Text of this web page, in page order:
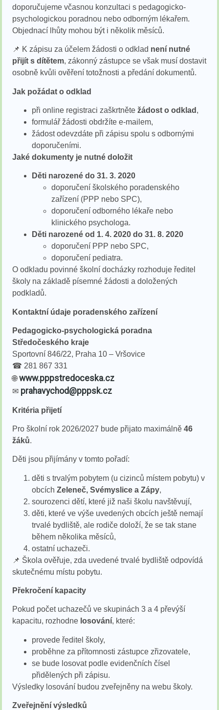
doporučujeme včasnou konzultaci s pedagogicko-
psychologickou poradnou nebo odborným lékařem.
Objednací lhůty mohou být i několik měsíců.
📌 K zápisu za účelem žádosti o odklad není nutné
přijít s dítětem, zákonný zástupce se však musí dostavit
osobně kvůli ověření totožnosti a předání dokumentů.
Jak požádat o odklad
při online registraci zaškrtněte žádost o odklad ,
formulář žádosti obdržíte e-mailem,
žádost odevzdáte při zápisu spolu s odbornými
doporučeními.
Jaké dokumenty je nutné doložit
Děti narozené do 31. 3. 2020
doporučení školského poradenského
zařízení (PPP nebo SPC),
doporučení odborného lékaře nebo
klinického psychologa.
Děti narozené od 1. 4. 2020 do 31. 8. 2020
doporučení PPP nebo SPC,
doporučení pediatra.
O odkladu povinné školní docházky rozhoduje ředitel
školy na základě písemné žádosti a doložených
podkladů.
Kontaktní údaje poradenského zařízení
Pedagogicko-psychologická poradna
Středočeského kraje
Sportovní 846/22, Praha 10 – Vršovice
☎ 281 867 331
🌐www.pppstredoceska.cz
✉ prahavychod@pppsk.cz
Kritéria přijetí
Pro školní rok 2026/2027 bude přijato maximálně 46
žáků.
Děti jsou přijímány v tomto pořadí:
děti s trvalým pobytem (u cizinců místem pobytu) v
obcích Zeleneč, Svémyslice a Zápy,
sourozenci dětí, které již naši školu navštěvují,
děti, které ve výše uvedených obcích ještě nemají
trvalé bydliště, ale rodiče doloží, že se tak stane
během několika měsíců,
ostatní uchazeči.
📌 Škola ověřuje, zda uvedené trvalé bydliště odpovídá
skutečnému místu pobytu.
Překročení kapacity
Pokud počet uchazečů ve skupinách 3 a 4 převýší
kapacitu, rozhodne losování, které:
provede ředitel školy,
proběhne za přítomnosti zástupce zřizovatele,
se bude losovat podle evidenčních čísel
přidělených při zápisu.
Výsledky losování budou zveřejněny na webu školy.
Zveřejnění výsledků